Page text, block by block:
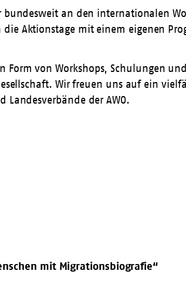
an den internationalen
Aktionstage mit einem eigenen
von Workshops, Schulungen
Wir freuen uns auf ein
der AWO.
mit Migrationsbiografie“